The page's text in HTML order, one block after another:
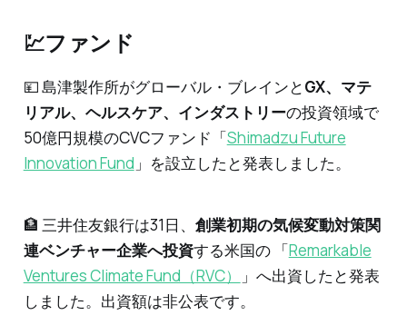
💹ファンド
💴 島津製作所がグローバル・ブレインとGX、マテ
リアル、ヘルスケア、インダストリーの投資領域で
50億円規模のCVCファンド「Shimadzu Future
Innovation Fund 」を設立したと発表しました。
🏦 三井住友銀行は31日、 創業初期の気候変動対策関
連ベンチャー企業へ投資する米国の 「Remarkable
Ventures Climate Fund（RVC）
」へ出資したと発表
しました。出資額は非公表です。